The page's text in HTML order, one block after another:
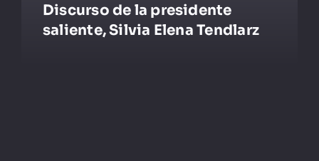
Discurso de la presidente
saliente, Silvia Elena Tendlarz